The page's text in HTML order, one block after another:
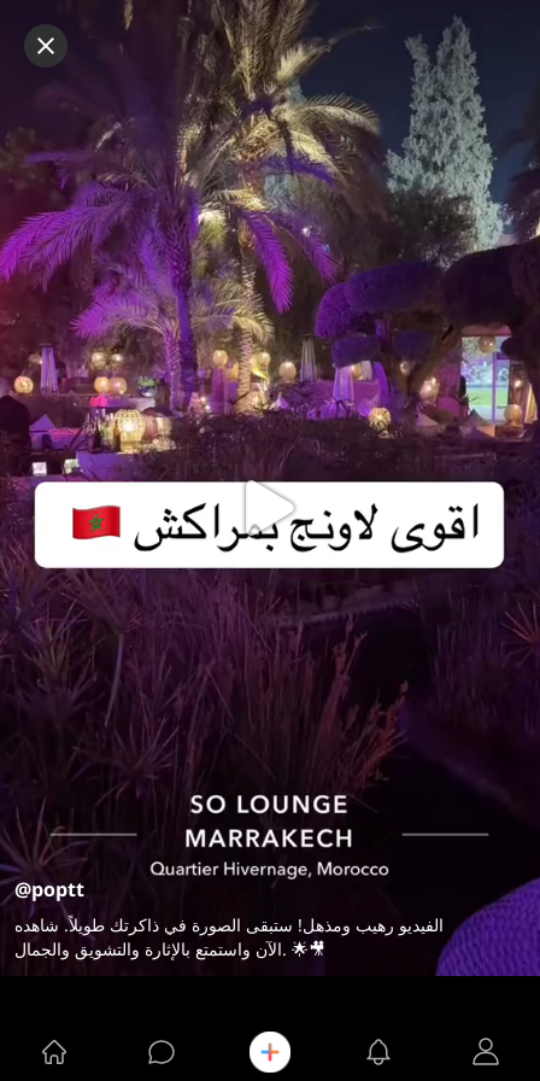
@poptt
الفيديو رهيب ومذهل! ستبقى الصورة في ذاكرتك طويلاً. شاهده
الآن واستمتع بالإثارة والتشويق والجمال. 🌟🎥